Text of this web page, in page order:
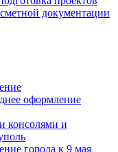
документации
оформление
консолями и
города к 9 мая